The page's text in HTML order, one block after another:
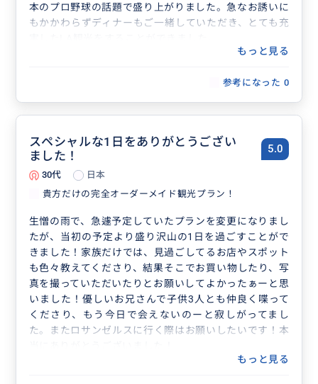
本のプロ野球の話題で盛り上がりました。急なお誘いに
もかかわらずディナーもご一緒していただき、とても充
もっと見る
参考になった 0
スペシャルな1日をありがとうござい
ました！
5.0
30代
日本
貴方だけの完全オーダーメイド観光プラン！
生憎の雨で、急遽予定していたプランを変更になりまし
たが、当初の予定より盛り沢山の1日を過ごすことがで
きました！家族だけでは、見過ごしてるお店やスポット
も色々教えてくださり、結果そこでお買い物したり、写
真を撮っていただいたりとお願いしてよかったぁーと思
いました！優しいお兄さんで子供3人とも仲良く喋って
くださり、もう今日で会えないのーと寂しがってまし
た。またロサンゼルスに行く際はお願いしたいです！本
もっと見る